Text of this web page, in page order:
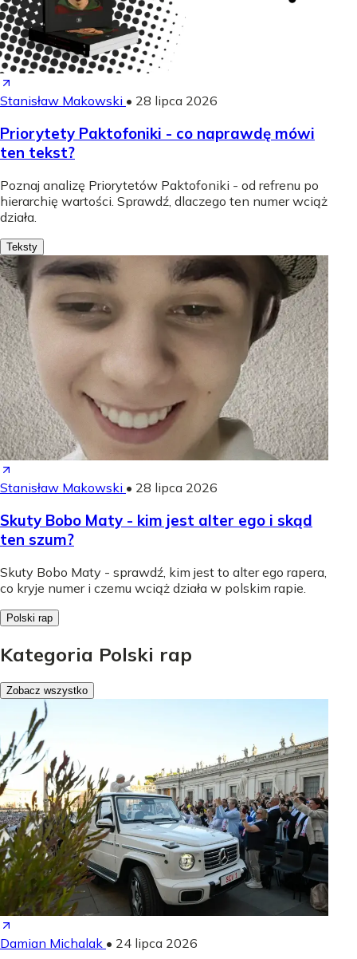
Stanisław Makowski • 28 lipca 2026
Priorytety Paktofoniki - co naprawdę mówi
ten tekst?
Poznaj analizę Priorytetów Paktofoniki - od refrenu po
hierarchię wartości. Sprawdź, dlaczego ten numer wciąż
działa.
Teksty
Stanisław Makowski • 28 lipca 2026
Skuty Bobo Maty - kim jest alter ego i skąd
ten szum?
Skuty Bobo Maty - sprawdź, kim jest to alter ego rapera,
co kryje numer i czemu wciąż działa w polskim rapie.
Polski rap
Kategoria Polski rap
Zobacz wszystko
Damian Michalak • 24 lipca 2026